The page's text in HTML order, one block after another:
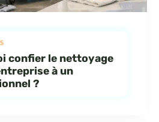
confier le nettoyage
à un
?